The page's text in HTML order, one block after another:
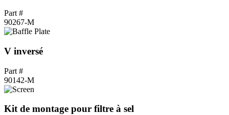
Part #
90267-M
V inversé
Part #
90142-M
Kit de montage pour filtre à sel